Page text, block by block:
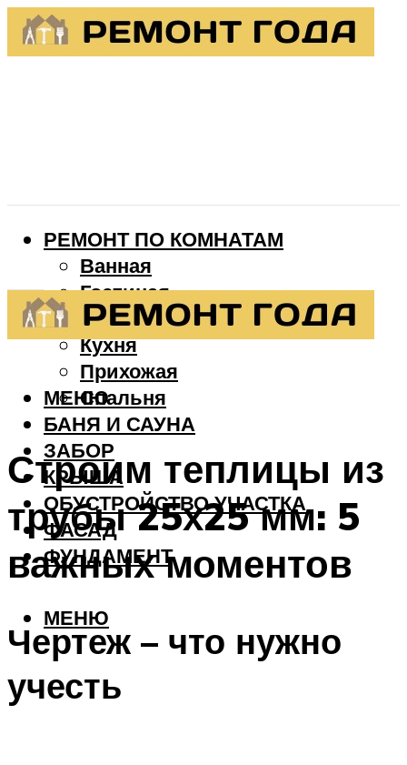
РЕМОНТ ПО КОМНАТАМ
Ванная
Гостиная
Детская
Кухня
Прихожая
Спальня
БАНЯ И САУНА
ЗАБОР
КРЫША
ОБУСТРОЙСТВО УЧАСТКА
ФАСАД
ФУНДАМЕНТ
МЕНЮ
МЕНЮ
Строим теплицы из
трубы 25х25 мм: 5
важных моментов
Чертеж – что нужно
учесть